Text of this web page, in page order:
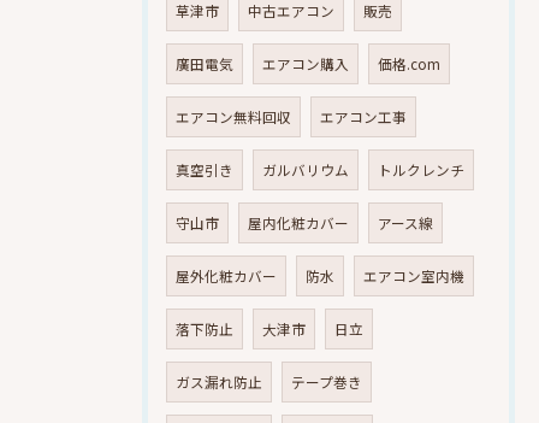
草津市 中古エアコン 販売
廣田電気 エアコン購入 価格.com
エアコン無料回収 エアコン工事
真空引き ガルバリウム トルクレンチ
守山市 屋内化粧カバー アース線
屋外化粧カバー 防水 エアコン室内機
落下防止 大津市 日立
ガス漏れ防止 テープ巻き